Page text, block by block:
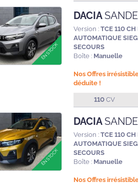
DACIA
Version : TCE 110
AUTOMATIQUE
SECOURS
Boîte : Manuelle
Nos Offres
déduite !
110 CV
DACIA
Version : TCE 110
AUTOMATIQUE
SECOURS
Boîte : Manuelle
Nos Offres